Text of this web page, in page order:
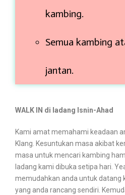
kambing.
Semua kambing
jantan.
WALK IN di ladang Isnin-Ahad
Kami amat memahami keadaan
Klang. Kesuntukan masa akibat
masa untuk mencari kambing
ladang kami dibuka setipa hari.
memudahkan anda untuk datang
yang anda rancang sendiri.